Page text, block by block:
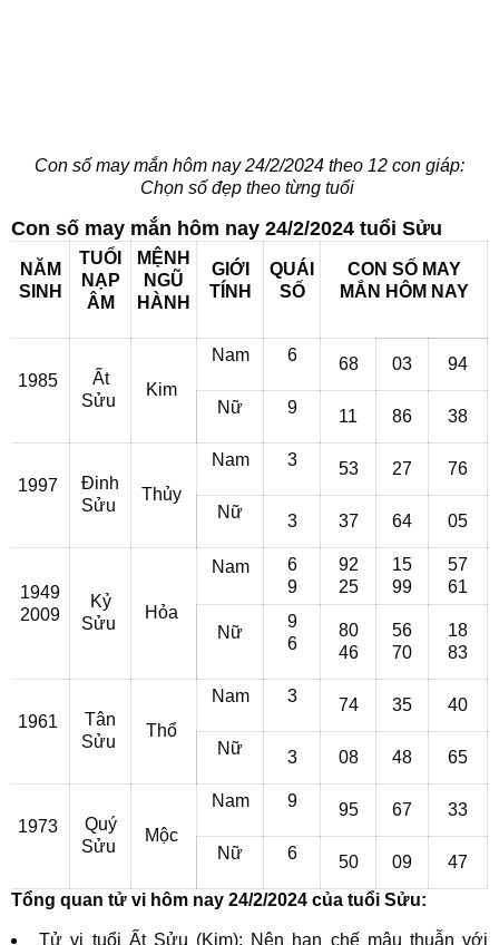
Con số may mắn hôm nay 24/2/2024 theo 12 con giáp:
Chọn số đẹp theo từng tuổi
Con số may mắn hôm nay 24/2/2024 tuổi Sửu
NĂM
SINH
TUỔI
NẠP
ÂM
MỆNH
NGŨ
HÀNH
GIỚI
TÍNH
QUÁI
SỐ
CON SỐ MAY
MẮN HÔM NAY
1985
Ất
Sửu
Kim
Nam 6 68 03 94
Nữ 9 11 86 38
1997
Đinh
Sửu
Thủy
Nam 3 53 27 76
Nữ 3 37 64 05
1949
2009
Kỷ
Sửu
Hỏa
Nam
6
9
92
25
15
99
57
61
Nữ
9
6
80
46
56
70
18
83
1961
Tân
Sửu
Thổ
Nam 3 74 35 40
Nữ 3 08 48 65
1973
Quý
Sửu
Mộc
Nam 9 95 67 33
Nữ 6 50 09
47
Tổng quan tử vi hôm nay 24/2/2024 của tuổi Sửu:
Tử vi tuổi Ất Sửu (Kim): Nên hạn chế mâu thuẫn với